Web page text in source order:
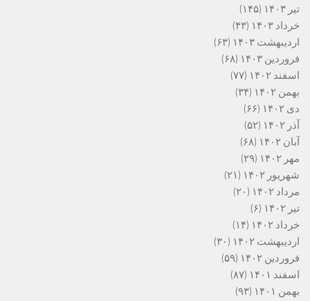
تیر ۱۴۰۳
(۱۴۵)
خرداد ۱۴۰۳
(۴۳)
اردیبهشت ۱۴۰۳
(۶۳)
فروردین ۱۴۰۳
(۶۸)
اسفند ۱۴۰۲
(۷۷)
بهمن ۱۴۰۲
(۳۴)
دی ۱۴۰۲
(۶۶)
آذر ۱۴۰۲
(۵۲)
آبان ۱۴۰۲
(۶۸)
مهر ۱۴۰۲
(۲۹)
شهریور ۱۴۰۲
(۲۱)
مرداد ۱۴۰۲
(۲۰)
تیر ۱۴۰۲
(۶)
خرداد ۱۴۰۲
(۱۴)
اردیبهشت ۱۴۰۲
(۳۰)
فروردین ۱۴۰۲
(۵۹)
اسفند ۱۴۰۱
(۸۷)
بهمن ۱۴۰۱
(۹۳)